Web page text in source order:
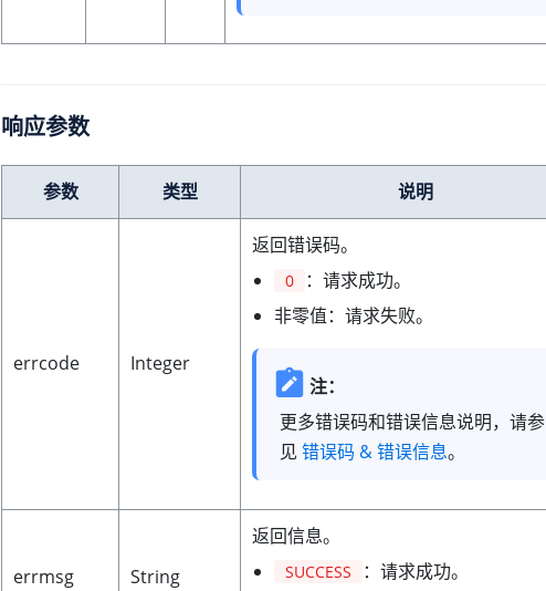
响应参数
参数 类型 说明
errcode Integer
返回错误码。
0
：请求成功。
非零值：请求失败。
注：
更多错误码和错误信息说明，请参
见 错误码 & 错误信息。
errmsg String
返回信息。
SUCCESS ：请求成功。